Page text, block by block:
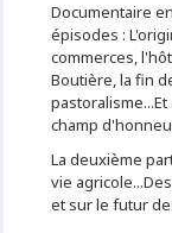
Documentaire
épisodes :
commerces,
Boutière, la fin
champ
La deuxième
vie
et sur le futur